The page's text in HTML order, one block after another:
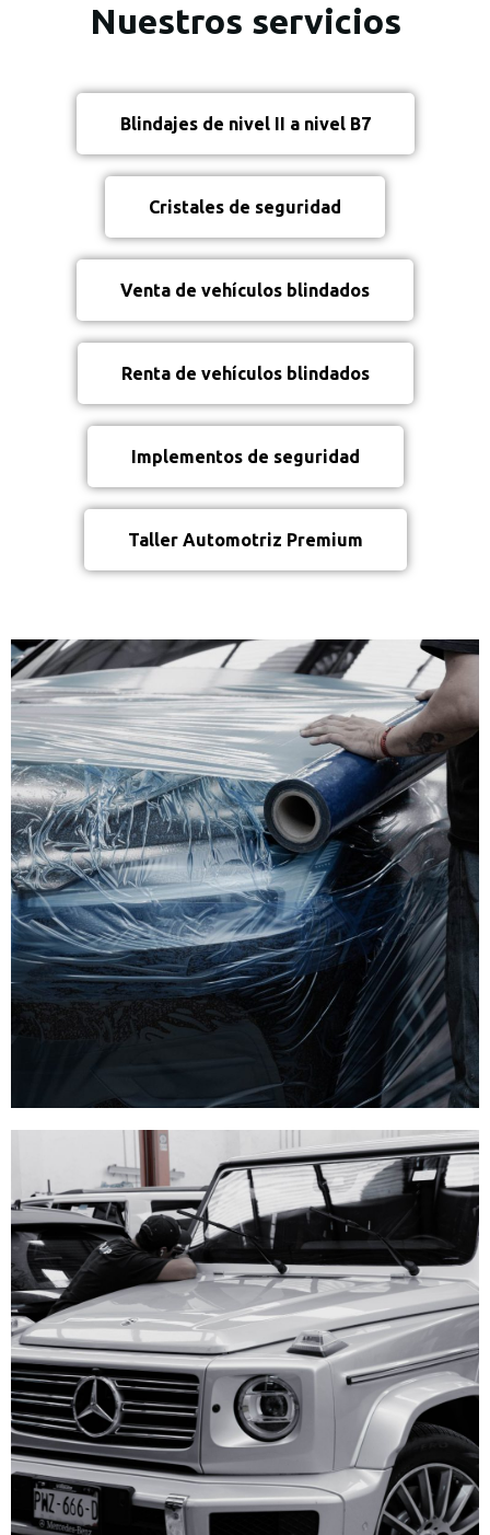
Nuestros servicios
Blindajes de nivel II a nivel B7
Cristales de seguridad
Venta de vehículos blindados
Renta de vehículos blindados
Implementos de seguridad
Taller Automotriz Premium